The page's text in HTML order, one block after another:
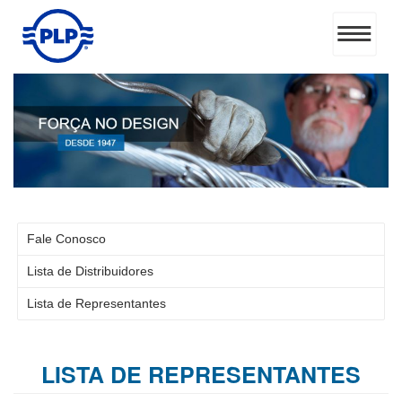
Fale Conosco
Lista de Distribuidores
Lista de Representantes
LISTA DE REPRESENTANTES